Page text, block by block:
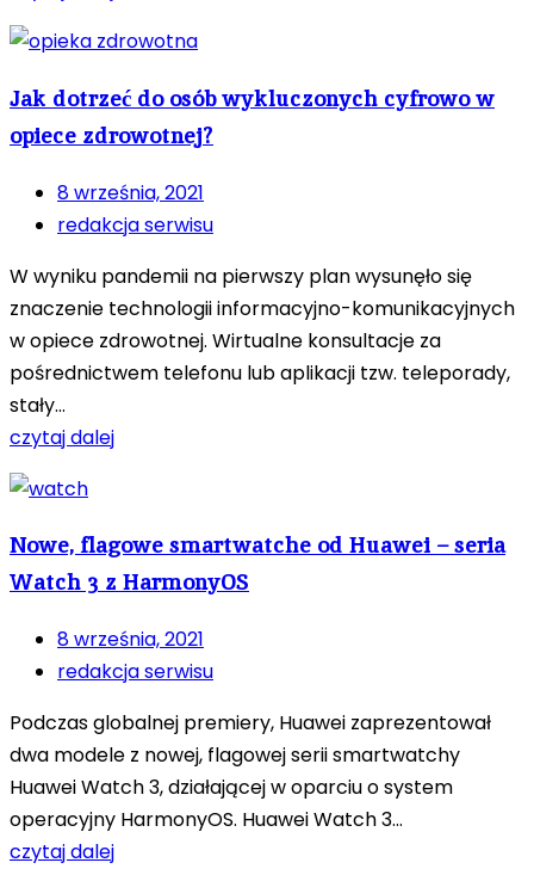
Jak dotrzeć do osób wykluczonych cyfrowo w
opiece zdrowotnej?
8 września, 2021
redakcja serwisu
W wyniku pandemii na pierwszy plan wysunęło się
znaczenie technologii informacyjno-komunikacyjnych
w opiece zdrowotnej. Wirtualne konsultacje za
pośrednictwem telefonu lub aplikacji tzw. teleporady,
stały...
czytaj dalej
Nowe, flagowe smartwatche od Huawei – seria
Watch 3 z HarmonyOS
8 września, 2021
redakcja serwisu
Podczas globalnej premiery, Huawei zaprezentował
dwa modele z nowej, flagowej serii smartwatchy
Huawei Watch 3, działającej w oparciu o system
operacyjny HarmonyOS. Huawei Watch 3...
czytaj dalej